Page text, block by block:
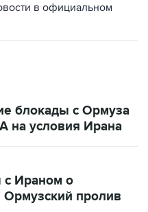
в официальном
блокады с Ормуза
на условия Ирана
с Ираном о
пролив